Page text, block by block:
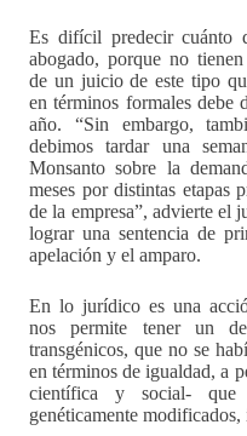
Es difícil predecir cuánto
abogado, porque no
de un juicio de este tipo
en términos formales debe
año. “Sin embargo,
debimos tardar una
Monsanto sobre la
meses por distintas etapas
de la empresa”, advierte el
lograr una sentencia de
apelación y el amparo.
En lo jurídico es una
nos permite tener un
transgénicos, que no se
en términos de igualdad, a
científica y social-
genéticamente